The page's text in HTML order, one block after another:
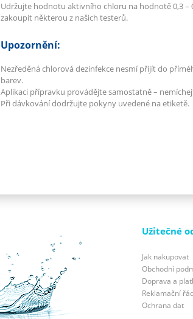
Udržujte hodnotu aktivního chloru na hodnotě 0,3
zakoupit některou z našich testerů.
Upozornění:
Nezředěná chlorová dezinfekce nesmí přijít do
barev.
Aplikaci přípravku provádějte samostatně –
Při dávkování dodržujte pokyny uvedené na etiketě.
Užitečné
Jak nakupovat
Obchodní
Doprava a
Reklamační
Ochrana dat